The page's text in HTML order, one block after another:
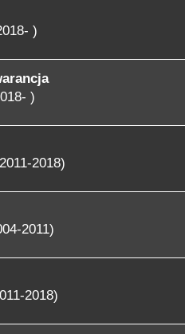
)
)
2018)
2011)
2018)